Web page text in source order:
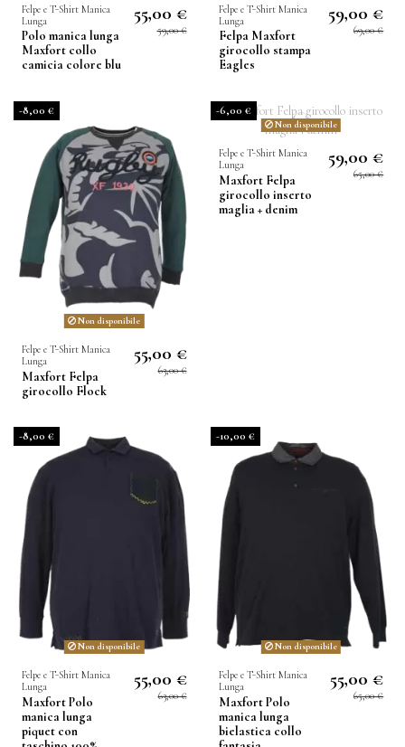
Felpe e T-Shirt Manica
Lunga
Polo manica lunga
Maxfort collo
camicia colore blu
55,00 €
59,00 €
Felpe e T-Shirt Manica
Lunga
Felpa Maxfort
girocollo stampa
Eagles
59,00 €
69,00 €
-8,00 €
Non disponibile
Felpe e T-Shirt Manica
Lunga
Maxfort Felpa
girocollo Flock
55,00 €
63,00 €
-6,00 €
Non disponibile
Felpe e T-Shirt Manica
Lunga
Maxfort Felpa
girocollo inserto
maglia + denim
59,00 €
65,00 €
-8,00 €
Non disponibile
Felpe e T-Shirt Manica
Lunga
Maxfort Polo
manica lunga
piquet con
55,00 €
63,00 €
-10,00 €
Non disponibile
Felpe e T-Shirt Manica
Lunga
Maxfort Polo
manica lunga
bielastica collo
55,00 €
65,00 €